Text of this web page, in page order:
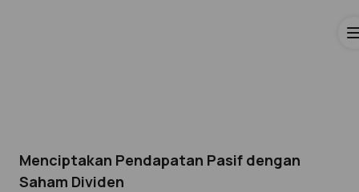
Menciptakan Pendapatan Pasif dengan
Saham Dividen